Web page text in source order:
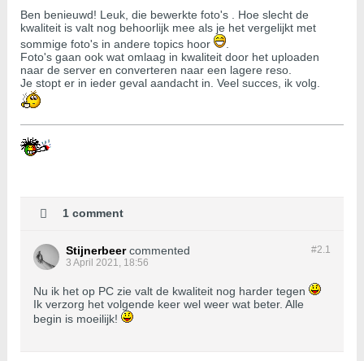
Ben benieuwd! Leuk, die bewerkte foto's . Hoe slecht de
kwaliteit is valt nog behoorlijk mee als je het vergelijkt met
sommige foto's in andere topics hoor
Foto's gaan ook wat omlaag in kwaliteit door het uploaden
naar de server en converteren naar een lagere reso.
Je stopt er in ieder geval aandacht in. Veel succes, ik volg.
1 comment
#2.1
Stijnerbeer commented
3 April 2021, 18:56
Nu ik het op PC zie valt de kwaliteit nog harder tegen
Ik verzorg het volgende keer wel weer wat beter. Alle
begin is moeilijk!